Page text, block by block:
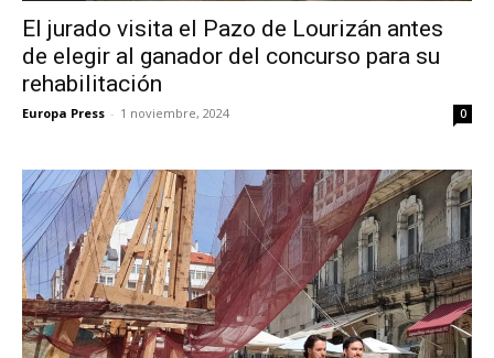
El jurado visita el Pazo de Lourizán antes
de elegir al ganador del concurso para su
rehabilitación
Europa Press - 1 noviembre, 2024 0